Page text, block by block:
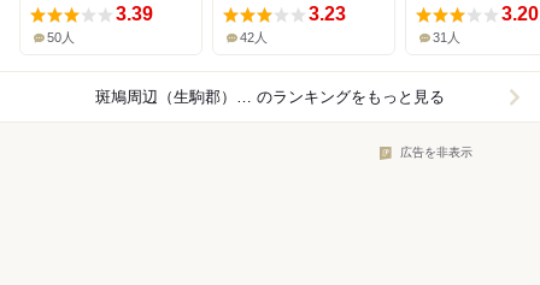
3.39
50人
3.23
42人
3.20
31人
斑鳩周辺（生駒郡）×ケーキ のランキングをもっと見る
広告を非表示